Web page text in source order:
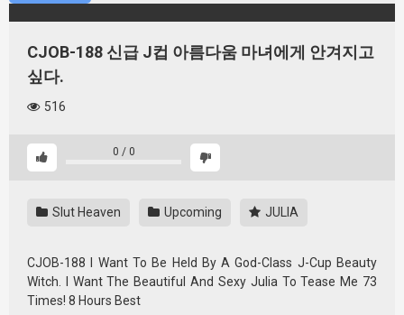
CJOB-188 신급 J컵 아름다움 마녀에게 안겨지고
싶다.
516
0 / 0
Slut Heaven Upcoming JULIA
CJOB-188 I Want To Be Held By A God-Class J-Cup Beauty
Witch. I Want The Beautiful And Sexy Julia To Tease Me 73
Times! 8 Hours Best